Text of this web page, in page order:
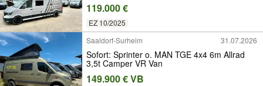
119.000 €
EZ 10/2025
Saaldorf-Surheim
31.07.2026
Sofort: Sprinter o. MAN TGE 4x4 6m Allrad
3,5t Camper VR Van
149.900 € VB